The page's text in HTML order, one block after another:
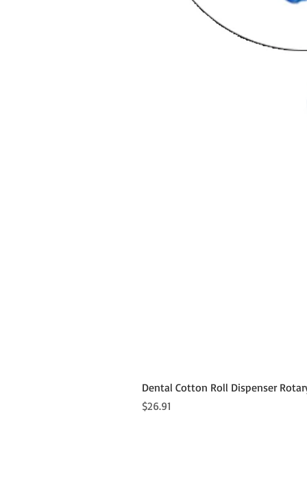
Dental Cotton Roll Dispenser
価格
$26.91